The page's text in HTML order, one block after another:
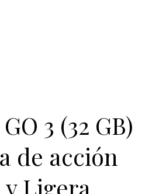
3 (32 GB)
de acción
Ligera,